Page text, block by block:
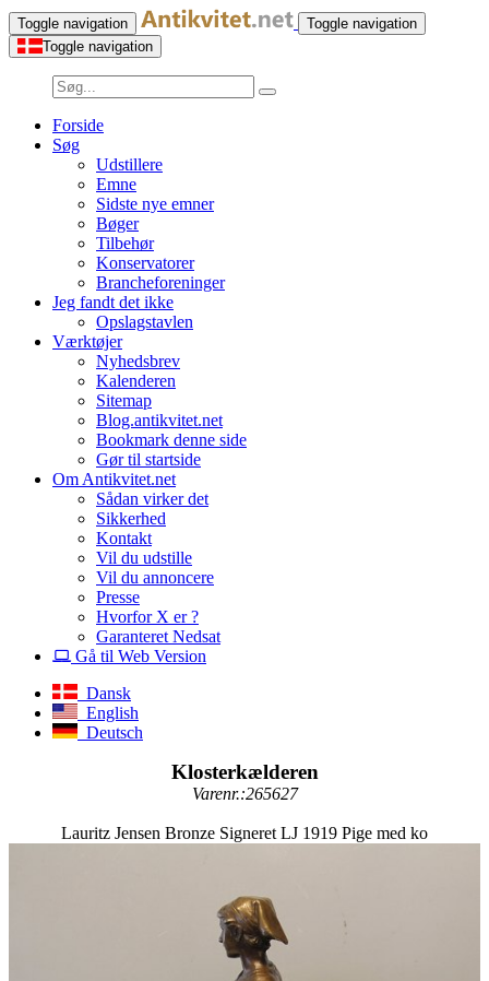
Toggle navigation
Toggle navigation
Toggle navigation
Forside
Søg
Udstillere
Emne
Sidste nye emner
Bøger
Tilbehør
Konservatorer
Brancheforeninger
Jeg fandt det ikke
Opslagstavlen
Værktøjer
Nyhedsbrev
Kalenderen
Sitemap
Blog.antikvitet.net
Bookmark denne side
Gør til startside
Om Antikvitet.net
Sådan virker det
Sikkerhed
Kontakt
Vil du udstille
Vil du annoncere
Presse
Hvorfor X er ?
Garanteret Nedsat
Gå til Web Version
Dansk
English
Deutsch
Klosterkælderen
Varenr.:265627
Lauritz Jensen Bronze Signeret LJ 1919 Pige med ko